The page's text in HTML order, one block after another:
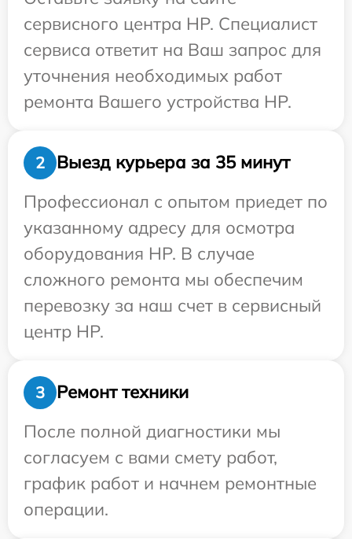
сервисного центра HP. Специалист
сервиса ответит на Ваш запрос для
уточнения необходимых работ
ремонта Вашего устройства HP.
2
Выезд курьера за 35 минут
Профессионал с опытом приедет по
указанному адресу для осмотра
оборудования HP. В случае
сложного ремонта мы обеспечим
перевозку за наш счет в сервисный
центр HP.
3
Ремонт техники
После полной диагностики мы
согласуем с вами смету работ,
график работ и начнем ремонтные
операции.